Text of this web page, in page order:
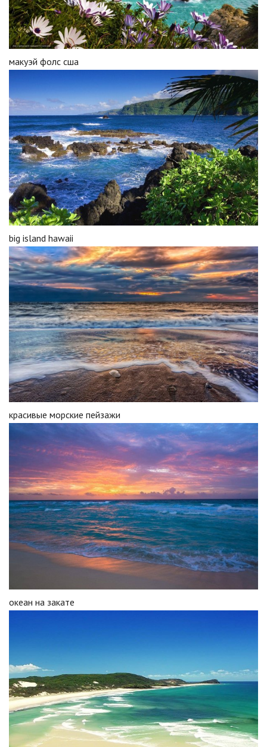
макуэй фолс сша
big island hawaii
красивые морские пейзажи
океан на закате